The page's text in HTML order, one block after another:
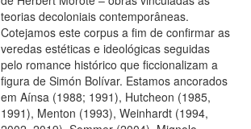
teorias decoloniais contemporâneas.
Cotejamos este corpus a fim de confirmar as
veredas estéticas e ideológicas seguidas
pelo romance histórico que ficcionalizam a
figura de Simón Bolívar. Estamos ancorados
em Aínsa (1988; 1991), Hutcheon (1985,
1991), Menton (1993), Weinhardt (1994,